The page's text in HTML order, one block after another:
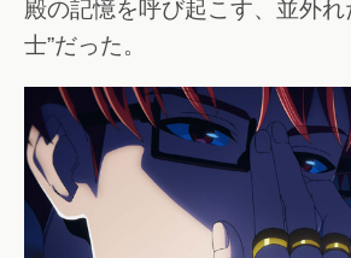
殿の記憶を呼び起こす、並外れ
士”だった。